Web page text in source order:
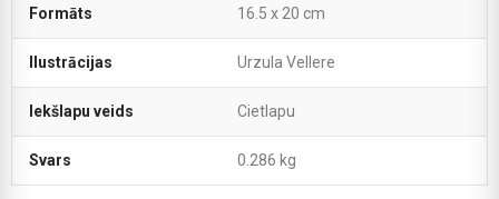
Formāts 16.5 x 20 cm
Ilustrācijas Urzula Vellere
Iekšlapu veids Cietlapu
Svars 0.286 kg